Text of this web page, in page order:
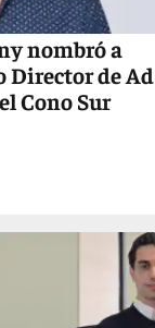
nombró a
Director de Ad
Cono Sur